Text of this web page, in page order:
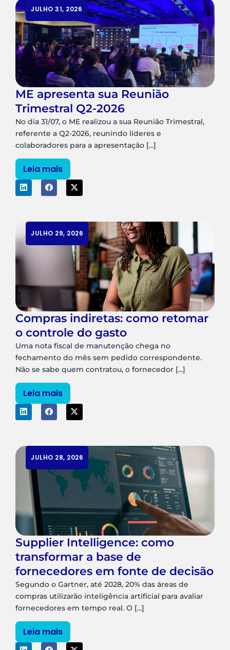
JULHO 31, 2026
ME apresenta sua Reunião
Trimestral Q2-2026
No dia 31/07, o ME realizou a sua Reunião Trimestral,
referente a Q2-2026, reunindo líderes e
colaboradores para a apresentação [...]
Leia mais
JULHO 29, 2026
Compras indiretas: como retomar
o controle do gasto
Uma nota fiscal de manutenção chega no
fechamento do mês sem pedido correspondente.
Não se sabe quem contratou, o fornecedor [...]
Leia mais
JULHO 28, 2026
Supplier Intelligence: como
transformar a base de
fornecedores em fonte de decisão
Segundo o Gartner, até 2028, 20% das áreas de
compras utilizarão inteligência artificial para avaliar
fornecedores em tempo real. O [...]
Leia mais